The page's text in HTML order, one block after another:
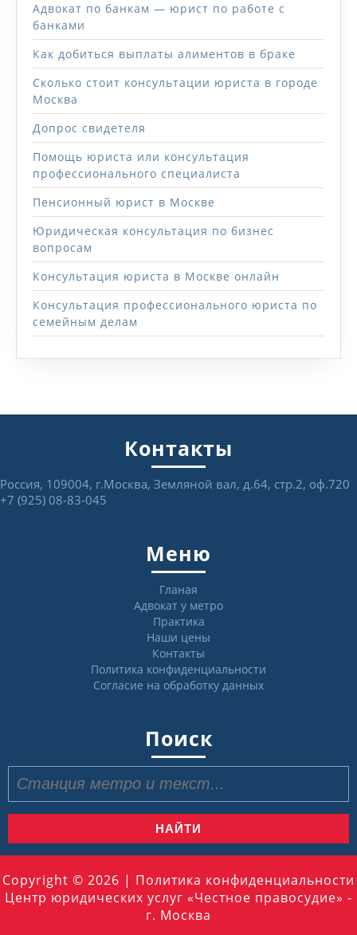
Адвокат по банкам — юрист по работе с
банками
Как добиться выплаты алиментов в браке
Сколько стоит консультации юриста в городе
Москва
Допрос свидетеля
Помощь юриста или консультация
профессионального специалиста
Пенсионный юрист в Москве
Юридическая консультация по бизнес
вопросам
Консультация юриста в Москве онлайн
Консультация профессионального юриста по
семейным делам
Контакты
Россия, 109004, г.Москва, Земляной вал, д.64, стр.2, оф.720
+7 (925) 08-83-045
Меню
Гланая
Адвокат у метро
Практика
Наши цены
Контакты
Политика конфиденциальности
Согласие на обработку данных
Поиск
Copyright © 2026 | Политика конфиденциальности
Центр юридических услуг «Честное правосудие» -
г. Москва